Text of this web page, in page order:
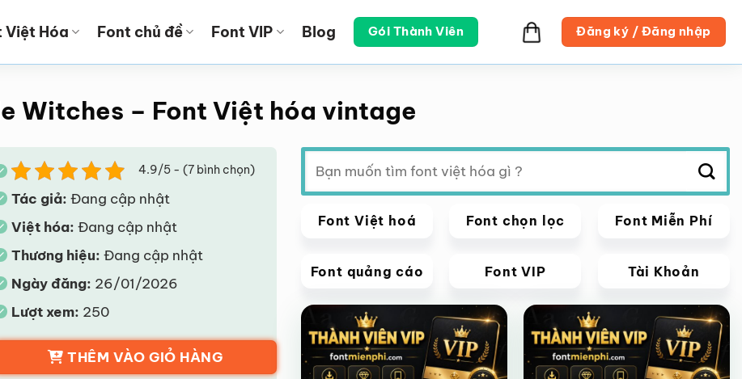
Việt Hóa Font chủ đề Font VIP Blog Gói Thành Viên Đăng ký / Đăng nhập
Witches – Font Việt hóa vintage
4.9/5 - (7 bình chọn)
Tác giả: Đang cập nhật
Việt hóa: Đang cập nhật
Thương hiệu: Đang cập nhật
Ngày đăng: 26/01/2026
Lượt xem: 250
THÊM VÀO GIỎ HÀNG
Tìm
kiếm:
Font Việt hoá Font chọn lọc Font Miễn Phí
Font quảng cáo Font VIP Tài Khoản
Giảm giá! Giảm giá!